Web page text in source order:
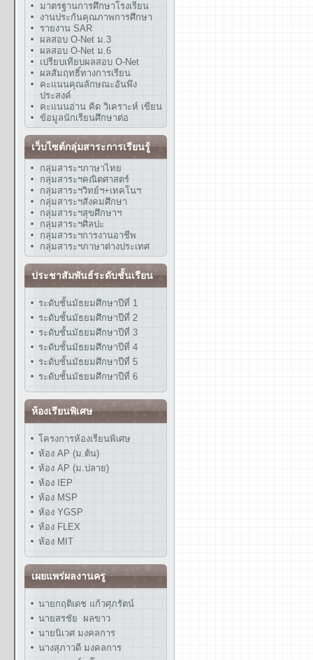
มาตรฐานการศึกษาโรงเรียน
งานประกันคุณภาพการศึกษา
รายงาน SAR
ผลสอบ O-Net ม.3
ผลสอบ O-Net ม.6
เปรียบเทียบผลสอบ O-Net
ผลสัมฤทธิ์ทางการเรียน
คะแนนคุณลักษณะอันพึง
ประสงค์
คะแนนอ่าน คิด วิเคราะห์ เขียน
ข้อมูลนักเรียนศึกษาต่อ
เว็บไซต์กลุ่มสาระการเรียนรู้
กลุ่มสาระฯภาษาไทย
กลุ่มสาระฯคณิตศาสตร์
กลุ่มสาระฯวิทย์ฯ+เทคโนฯ
กลุ่มสาระฯสังคมศึกษา
กลุ่มสาระฯสุขศึกษาฯ
กลุ่มสาระฯศิลปะ
กลุ่มสาระฯการงานอาชีพ
กลุ่มสาระฯภาษาต่างประเทศ
ประชาสัมพันธ์ระดับชั้นเรียน
ระดับชั้นมัธยมศึกษาปีที่ 1
ระดับชั้นมัธยมศึกษาปีที่ 2
ระดับชั้นมัธยมศึกษาปีที่ 3
ระดับชั้นมัธยมศึกษาปีที่ 4
ระดับชั้นมัธยมศึกษาปีที่ 5
ระดับชั้นมัธยมศึกษาปีที่ 6
ห้องเรียนพิเศษ
โครงการห้องเรียนพิเศษ
ห้อง AP (ม.ต้น)
ห้อง AP (ม.ปลาย)
ห้อง IEP
ห้อง MSP
ห้อง YGSP
ห้อง FLEX
ห้อง MIT
เผยแพร่ผลงานครู
นายกฤติเดช แก้วศุภรัตน์
นายสรชัย ผลขาว
นายนิเวศ มงคลการ
นางสุภาวดี มงคลการ